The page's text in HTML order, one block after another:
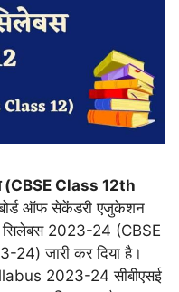
(CBSE Class 12th
ऑफ सेकेंडरी एजुकेशन
सिलेबस 2023-24 (CBSE
जारी कर दिया है।
2023-24 सीबीएसई